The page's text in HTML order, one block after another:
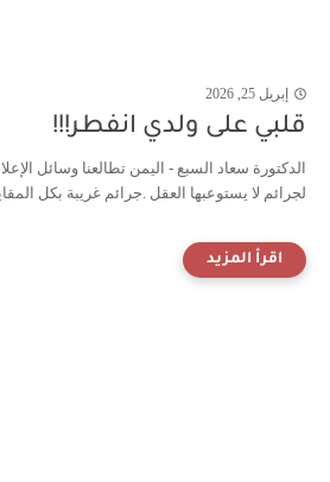
إبريل 25, 2026
قلبي على ولدي انفطر!!!
الدكتورة سعاد السبع - اليمن تطالعنا وسائل
لجرائم لا يستوعبها العقل .جرائم غريبة بكل